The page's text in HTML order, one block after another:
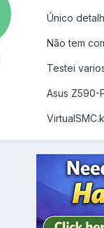
Único
Não tem
Testei
Asus Z590-